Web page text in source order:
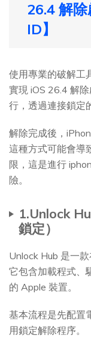
26.4 解
ID】
使用專業的破解工
實現 iOS 26.4 解
行，透過連接鎖定
解除完成後，
這種方式可能會導
限，這是進行
險。
1.Unlock
鎖定）
Unlock Hub 是一
它包含加載程式、
的 Apple 裝置。
基本流程是先配置
用鎖定解除程序。